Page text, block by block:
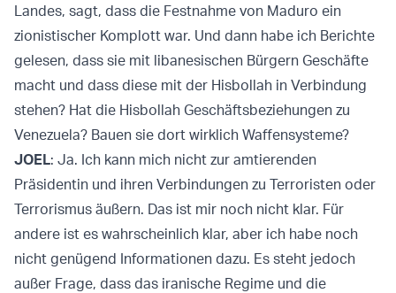
Landes, sagt, dass die Festnahme von Maduro ein
zionistischer Komplott war. Und dann habe ich Berichte
gelesen, dass sie mit libanesischen Bürgern Geschäfte
macht und dass diese mit der Hisbollah in Verbindung
stehen? Hat die Hisbollah Geschäftsbeziehungen zu
Venezuela? Bauen sie dort wirklich Waffensysteme?
JOEL: Ja. Ich kann mich nicht zur amtierenden
Präsidentin und ihren Verbindungen zu Terroristen oder
Terrorismus äußern. Das ist mir noch nicht klar. Für
andere ist es wahrscheinlich klar, aber ich habe noch
nicht genügend Informationen dazu. Es steht jedoch
außer Frage, dass das iranische Regime und die